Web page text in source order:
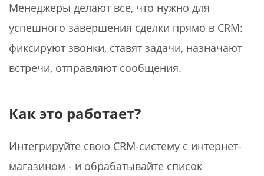
Менеджеры делают все, что нужно для
успешного завершения сделки прямо в CRM:
фиксируют звонки, ставят задачи, назначают
встречи, отправляют сообщения.
Как это работает?
Интегрируйте свою CRM-систему с интернет-
магазином - и обрабатывайте список